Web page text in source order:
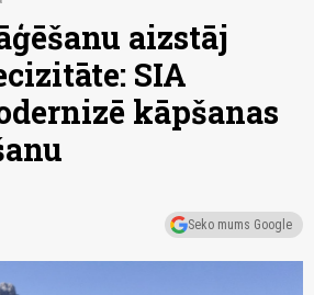
aizstāj
SIA
kāpšanas
Seko mums Google